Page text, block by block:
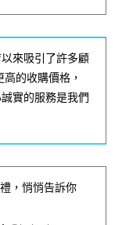
來吸引了許多顧
的收購價格，
實的服務是我們
，悄悄告訴你